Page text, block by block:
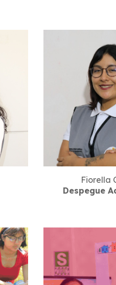
Fiorella
Despegue